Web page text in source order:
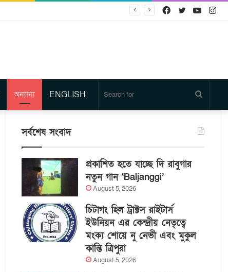
Twitter
Facebook
অন্যান্য ENGLISH
for
সর্বশেষ সংবাদ
প্রকাশিত হতে যাচ্ছে দি রাবুগার
নতুন গান ‘Baljanggi’
August 5, 2026
চিটাগং হিল ট্রাক্টস রাইটার্স
ইউনিয়ন এর কেন্দ্রীয় নেতৃত্বে
মংক্য শোয়ে নু নেভী এবং মুকুল
কান্তি ত্রিপুরা
August 5, 2026